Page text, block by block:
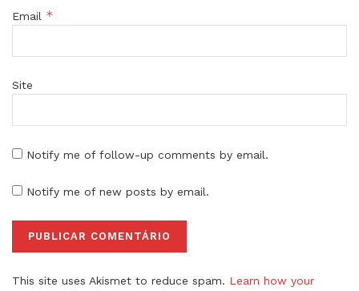
Email *
Site
Notify me of follow-up comments by email.
Notify me of new posts by email.
This site uses Akismet to reduce spam. Learn how your